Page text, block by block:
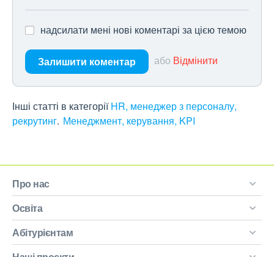
надсилати мені нові коментарі за цією темою
Залишити коментар або Відмінити
Інші статті в категорії HR, менеджер з персоналу,
рекрутинг Менеджмент, керування, KPI
Про нас
Освіта
Абітурієнтам